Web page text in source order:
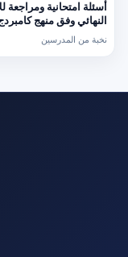
أسئلة امتحانية ومراجعة
النهائي وفق منهج
ثالث (رياضيات) التاسع
نخبة من المدرسين